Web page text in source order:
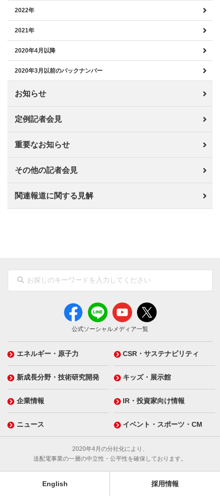
2022年
2021年
2020年4月以降
2020年3月以前のバックナンバー
お知らせ
定例記者会見
重要なお知らせ
その他の記者会見
関連報道に関する見解
公式ソーシャルメディア一覧
エネルギー・原子力 CSR・サステナビリティ
新成長分野・技術研究開発 キッズ・展示館
企業情報 IR・投資家向け情報
ニュース イベント・スポーツ・CM
2020年4月の分社化により、
送配電事業の一層の中立性・公平性を確保しております。
English 採用情報